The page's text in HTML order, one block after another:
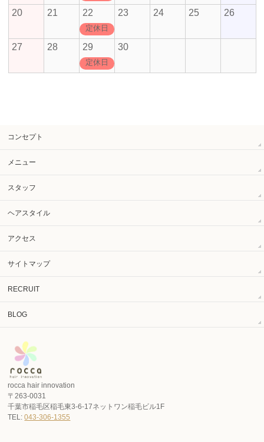
20 21 22
定休日
23 24 25 26
27 28 29
定休日
30
コンセプト
メニュー
スタッフ
ヘアスタイル
アクセス
サイトマップ
RECRUIT
BLOG
rocca hair innovation
〒263-0031
千葉市稲毛区稲毛東3-6-17ネットワン稲毛ビル1F
TEL:043-306-1355